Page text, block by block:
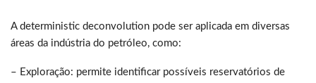
A deterministic deconvolution pode ser aplicada em diversas
áreas da indústria do petróleo, como:
– Exploração: permite identificar possíveis reservatórios de